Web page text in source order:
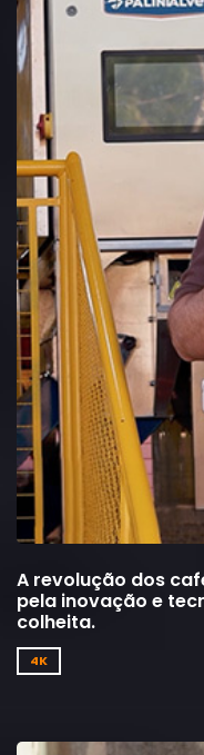
A revolução dos
pela inovação e
colheita.
4K